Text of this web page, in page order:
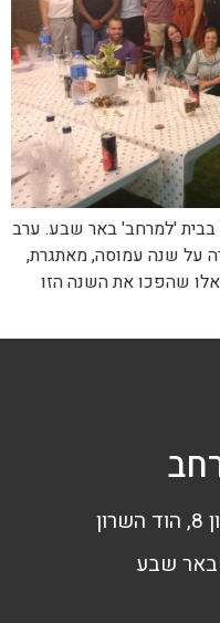
בבית 'למרחב' באר שבע. ערב
על שנה עמוסה, מאתגרת,
שהפכו את השנה הזו